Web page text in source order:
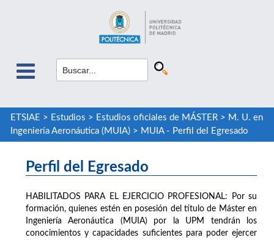
ETSIAE > Estudios > Estudios oficiales de MÁSTER> M. U. en
Ingeniería Aeronáutica (MUIA)> MUIA - Perfil del Egresado
Perfil del Egresado
HABILITADOS PARA EL EJERCICIO PROFESIONAL: Por su
formación, quienes estén en posesión del título de Máster en
Ingeniería Aeronáutica (MUIA) por la UPM tendrán los
conocimientos y capacidades suficientes para poder ejercer